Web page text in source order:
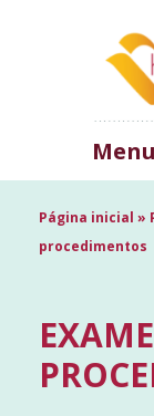
Menu
Página inicial »
procedimentos